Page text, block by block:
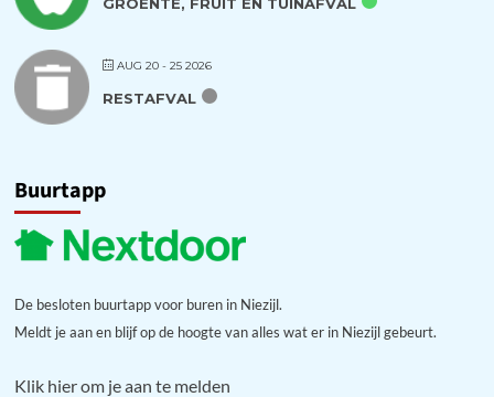
GROENTE, FRUIT EN TUINAFVAL
AUG 20 - 25 2026
RESTAFVAL
Buurtapp
De besloten buurtapp voor buren in Niezijl.
Meldt je aan en blijf op de hoogte van alles wat er in Niezijl gebeurt.
Klik hier om je aan te melden